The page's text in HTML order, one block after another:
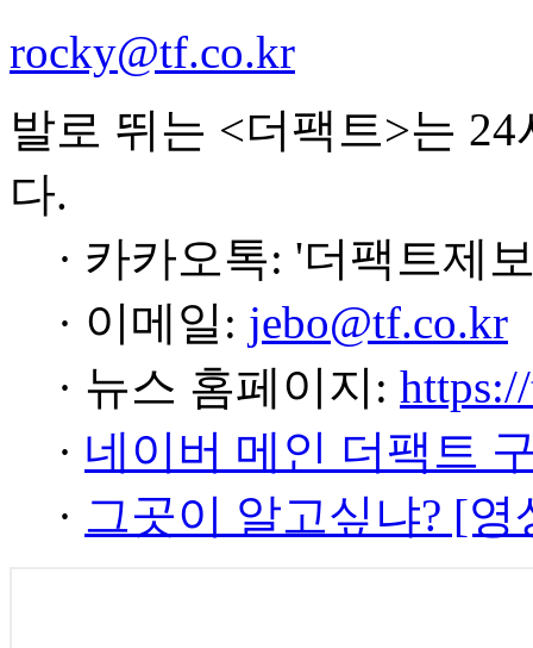
rocky@tf.co.kr
발로 뛰는 <더팩트>는
다.
· 카카오톡: '더팩트제
· 이메일: jebo@tf.co.kr
· 뉴스 홈페이지:
· 네이버 메인 더팩트
· 그곳이 알고싶냐? [